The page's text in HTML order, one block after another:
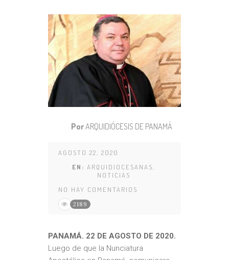
PorARQUIDIÓCESIS DE PANAMÁ
AGOSTO 22, 2020
EN: ARQUIDIOCESANAS
NOTICIAS
NO HAY COMENTARIOS
2189
PANAMÁ. 22 DE AGOSTO DE 2020.
Luego de que la Nunciatura